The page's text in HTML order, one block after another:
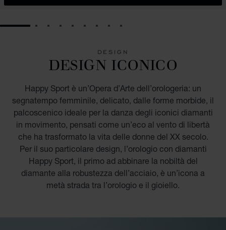
GO TO SLIDE 1GO TO SLIDE 2
GO TO SLIDE 3
GO TO SLIDE 4
GO TO SLIDE 5
GO TO SLIDE 6
GO TO SLIDE 7
GO TO SLIDE 8
GO TO SLIDE 9
DESIGN
DESIGN ICONICO
Happy Sport è un’Opera d’Arte dell’orologeria: un
segnatempo femminile, delicato, dalle forme morbide, il
palcoscenico ideale per la danza degli iconici diamanti
in movimento, pensati come un’eco al vento di libertà
che ha trasformato la vita delle donne del XX secolo.
Per il suo particolare design, l’orologio con diamanti
Happy Sport, il primo ad abbinare la nobiltà del
diamante alla robustezza dell’acciaio, è un’icona a
metà strada tra l’orologio e il gioiello.